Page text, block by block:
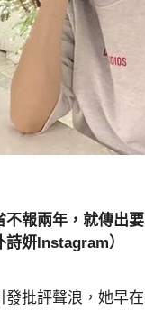
報兩年，就傳出要
詩妍Instagram）
發批評聲浪，她早